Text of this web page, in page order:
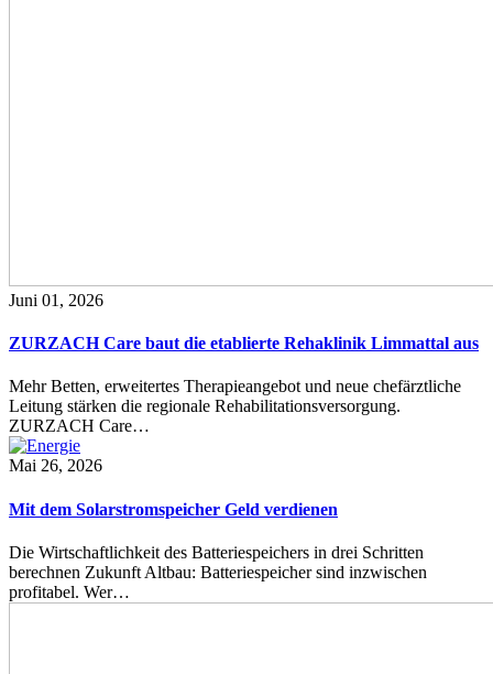
Juni 01, 2026
ZURZACH Care baut die etablierte Rehaklinik Limmattal aus
Mehr Betten, erweitertes Therapieangebot und neue chefärztliche
Leitung stärken die regionale Rehabilitationsversorgung.
ZURZACH Care…
Mai 26, 2026
Mit dem Solarstromspeicher Geld verdienen
Die Wirtschaftlichkeit des Batteriespeichers in drei Schritten
berechnen Zukunft Altbau: Batteriespeicher sind inzwischen
profitabel. Wer…